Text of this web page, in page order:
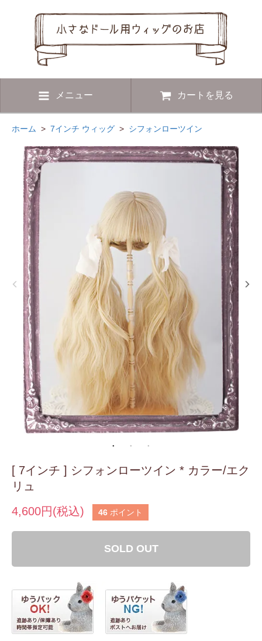
メニュー カートを見る
ホーム > 7インチ ウィッグ > シフォンローツイン
[ 7インチ ] シフォンローツイン * カラー/エク
リュ
4,600円(税込)
46 ポイント
SOLD OUT